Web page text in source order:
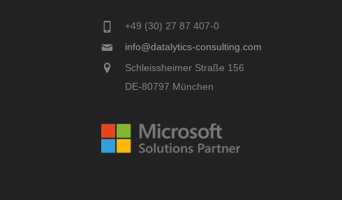
+49 (30) 27 87 407-0
info@datalytics-consulting.com
Schleissheimer Straße 156
DE-80797 München